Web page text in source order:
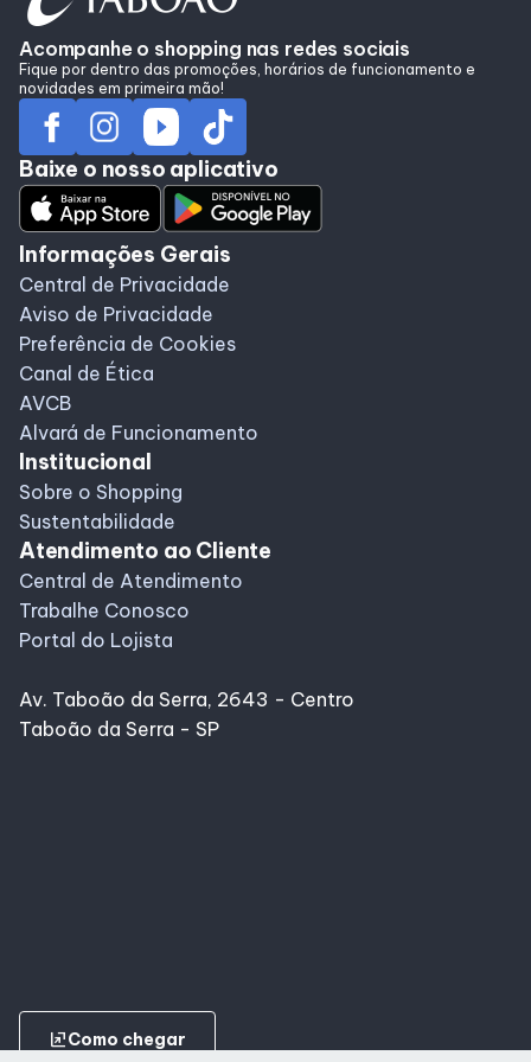
Acompanhe o shopping nas redes sociais
Fique por dentro das promoções, horários de funcionamento e
novidades em primeira mão!
Baixe o nosso aplicativo
Informações Gerais
Central de Privacidade
Aviso de Privacidade
Preferência de Cookies
Canal de Ética
AVCB
Alvará de Funcionamento
Institucional
Sobre o Shopping
Sustentabilidade
Atendimento ao Cliente
Central de Atendimento
Trabalhe Conosco
Portal do Lojista
Av. Taboão da Serra, 2643 - Centro
Taboão da Serra - SP
ungroupComo chegar